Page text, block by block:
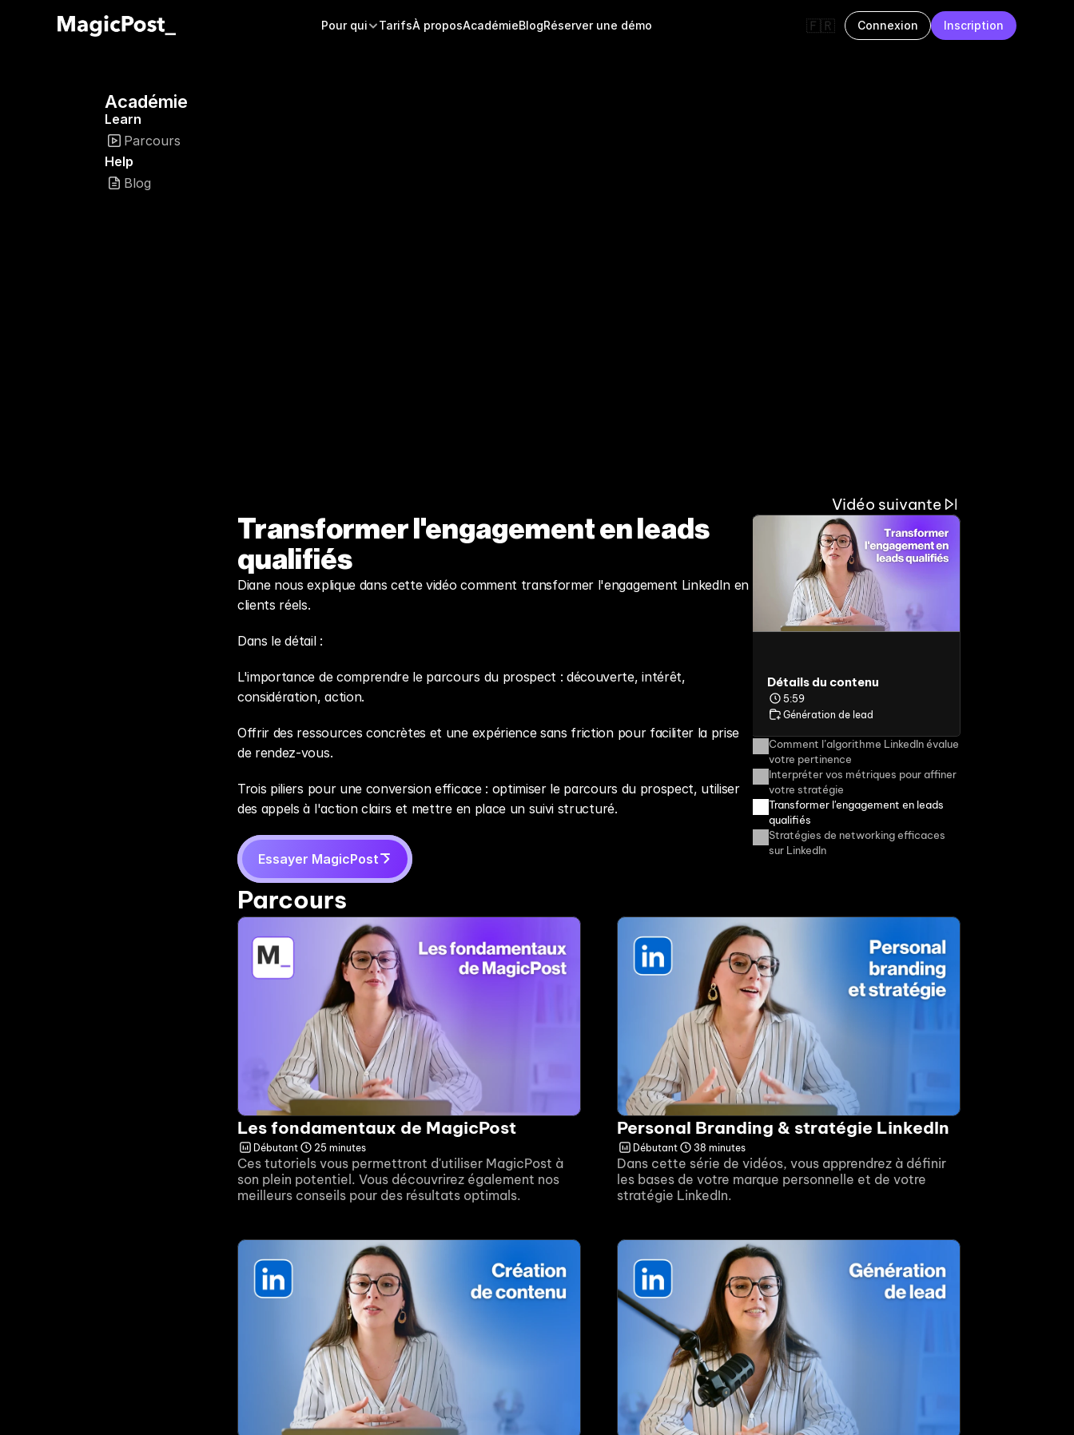
Pour qui TarifsÀ proposAcadémieBlogRéserver une démo 🇫🇷 Connexion Inscription
Académie
Learn
Parcours
Help
Blog
Vidéo suivante
Transformer l'engagement en leads
qualifiés
Diane nous explique dans cette vidéo comment transformer l'engagement LinkedIn en
clients réels.
Dans le détail :
L'importance de comprendre le parcours du prospect : découverte, intérêt,
considération, action.
Offrir des ressources concrètes et une expérience sans friction pour faciliter la prise
de rendez-vous.
Trois piliers pour une conversion efficace : optimiser le parcours du prospect, utiliser
des appels à l'action clairs et mettre en place un suivi structuré.
Essayer MagicPost
Détails du contenu
5:59
Génération de lead
Comment l’algorithme LinkedIn évalue
votre pertinence
Interpréter vos métriques pour affiner
votre stratégie
Transformer l'engagement en leads
qualifiés
Stratégies de networking efficaces
sur LinkedIn
Parcours
Les fondamentaux de MagicPost
Débutant 25 minutes
Ces tutoriels vous permettront d'utiliser MagicPost à
son plein potentiel. Vous découvrirez également nos
meilleurs conseils pour des résultats optimals.
Personal Branding & stratégie LinkedIn
Débutant 38 minutes
Dans cette série de vidéos, vous apprendrez à définir
les bases de votre marque personnelle et de votre
stratégie LinkedIn.